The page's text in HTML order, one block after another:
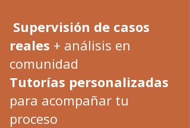
Supervisión de casos
reales + análisis en
comunidad
Tutorías personalizadas
para acompañar tu
proceso